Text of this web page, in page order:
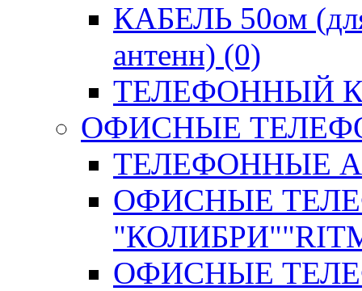
КАБЕЛЬ 50ом
антенн) (0)
ТЕЛЕФОННЫЙ
ОФИСНЫЕ
ТЕЛЕФОННЫЕ
ОФИСНЫЕ
ОФИСНЫЕ